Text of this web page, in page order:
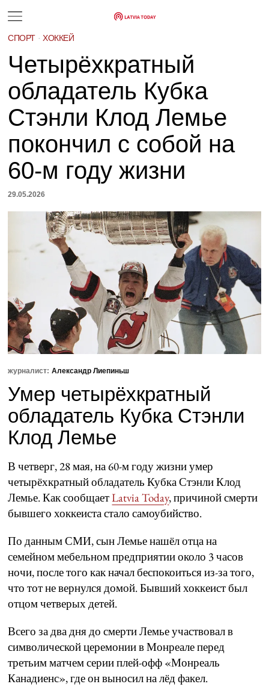
СПОРТ · ХОККЕЙ
Четырёхкратный
обладатель Кубка
Стэнли Клод Лемье
покончил с собой на
60-м году жизни
29.05.2026
журналист: Александр Лиепиньш
Умер четырёхкратный
обладатель Кубка Стэнли
Клод Лемье
В четверг, 28 мая, на 60-м году жизни умер
четырёхкратный обладатель Кубка Стэнли Клод
Лемье. Как сообщаетLatvia Today, причиной смерти
бывшего хоккеиста стало самоубийство.
По данным СМИ, сын Лемье нашёл отца на
семейном мебельном предприятии около 3 часов
ночи, после того как начал беспокоиться из-за того,
что тот не вернулся домой. Бывший хоккеист был
отцом четверых детей.
Всего за два дня до смерти Лемье участвовал в
символической церемонии в Монреале перед
третьим матчем серии плей-офф «Монреаль
Канадиенс», где он выносил на лёд факел.